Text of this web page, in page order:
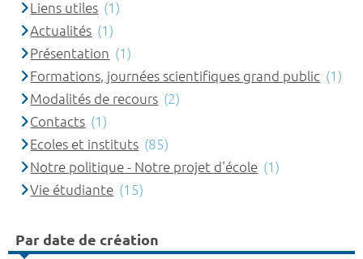
Liens utiles (1)
Actualités (1)
Présentation (1)
Formations, journées scientifiques grand public (1)
Modalités de recours (2)
Contacts (1)
Ecoles et instituts (85)
Notre politique - Notre projet d'école (1)
Vie étudiante (15)
Par date de création